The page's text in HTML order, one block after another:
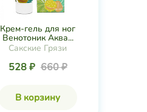
Крем-гель для ног
Венотоник Аква...
Сакские Грязи
528 ₽ 660 ₽
В корзину